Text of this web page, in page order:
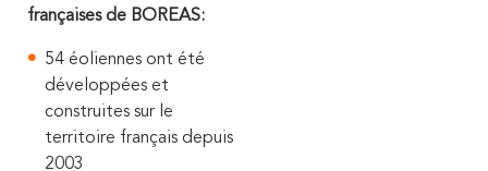
françaises de BOREAS:
54 éoliennes ont été
développées et
construites sur le
territoire français depuis
2003